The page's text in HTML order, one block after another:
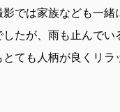
では家族なども一緒
たが、雨も止んでい
ても人柄が良くリラ